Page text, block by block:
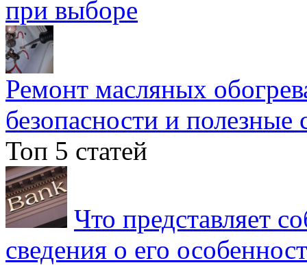
при выборе
Ремонт масляных
безопасности и полезные
Топ 5 статей
Что представляет
сведения о его